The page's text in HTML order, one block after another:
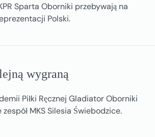
Sparta Oborniki przebywają na
Polski.
wygraną
Piłki Ręcznej Gladiator Oborniki
MKS Silesia Świebodzice.